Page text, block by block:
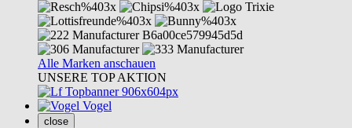
Alle Marken anschauen
UNSERE TOP AKTION
Vogel
close